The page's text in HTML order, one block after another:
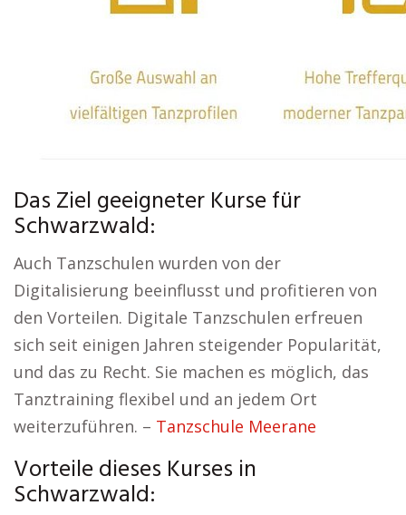
Das Ziel geeigneter Kurse für
Schwarzwald:
Auch Tanzschulen wurden von der
Digitalisierung beeinflusst und profitieren von
den Vorteilen. Digitale Tanzschulen erfreuen
sich seit einigen Jahren steigender Popularität,
und das zu Recht. Sie machen es möglich, das
Tanztraining flexibel und an jedem Ort
weiterzuführen. – Tanzschule Meerane
Vorteile dieses Kurses in
Schwarzwald: